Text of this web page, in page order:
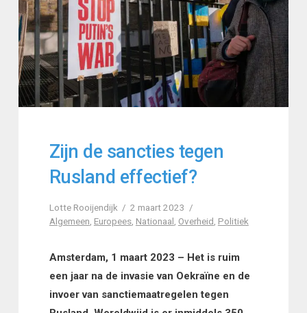
Zijn de sancties tegen
Rusland effectief?
Lotte Rooijendijk
2 maart 2023
Algemeen, Europees, Nationaal, Overheid, Politiek
Amsterdam, 1 maart 2023 – Het is ruim
een jaar na de invasie van Oekraïne en de
invoer van sanctiemaatregelen tegen